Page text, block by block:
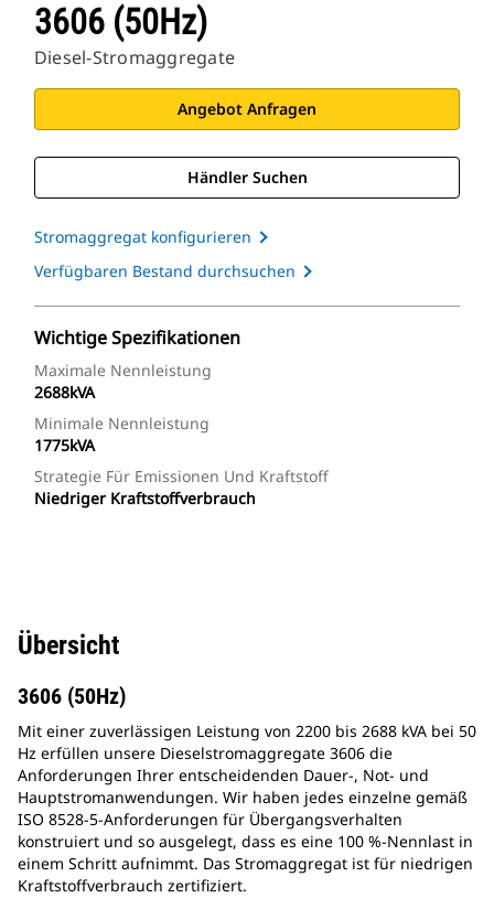
3606 (50Hz)
Diesel-Stromaggregate
Angebot Anfragen
Händler Suchen
Stromaggregat konfigurieren
Verfügbaren Bestand durchsuchen
Wichtige Spezifikationen
Maximale Nennleistung
2688kVA
Minimale Nennleistung
1775kVA
Strategie Für Emissionen Und Kraftstoff
Niedriger Kraftstoffverbrauch
Übersicht
3606 (50Hz)
Mit einer zuverlässigen Leistung von 2200 bis 2688 kVA bei 50
Hz erfüllen unsere Dieselstromaggregate 3606 die
Anforderungen Ihrer entscheidenden Dauer-, Not- und
Hauptstromanwendungen. Wir haben jedes einzelne gemäß
ISO 8528-5-Anforderungen für Übergangsverhalten
konstruiert und so ausgelegt, dass es eine 100 %-Nennlast in
einem Schritt aufnimmt. Das Stromaggregat ist für niedrigen
Kraftstoffverbrauch zertifiziert.